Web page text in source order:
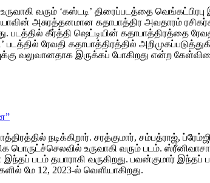
வரும் ‘கஸ்டடி’ திரைப்படத்தை வெங்கட்பிரபு
அசுரத்தனமான கதாபாத்திர அவதாரம்
படத்தில் கீர்த்தி ஷெட்டியின் கதாபாத்திரத்தை
படத்தில் ரேவதி கதாபாத்திரத்தில்
வலுவானதாக இருக்கப் போகிறது என்ற
நடிக்கிறார். சரத்குமார், சம்பத்ராஜ்,
பொருட்ச்செலவில் உருவாகி வரும் படம்.
படம் தயாராகி வருகிறது. பவன்குமார் இந்தப்
மே 12, 2023-ல் வெளியாகிறது.